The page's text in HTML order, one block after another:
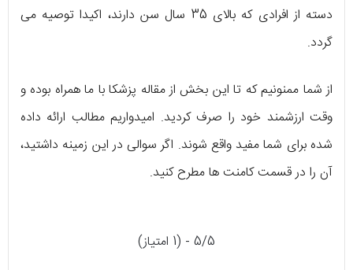
دسته از افرادی که بالای 35 سال سن دارند، اکیدا توصیه می‌
گردد.
از شما ممنونیم که تا این بخش از مقاله‌ پزشکا با ما همراه بوده و
وقت ارزشمند خود را صرف کردید. امیدواریم مطالب ارائه داده
شده برای شما مفید واقع شوند. اگر سوالی در این زمینه داشتید،
آن را در قسمت کامنت‌ ها مطرح کنید.
5/5 - (1 امتیاز)